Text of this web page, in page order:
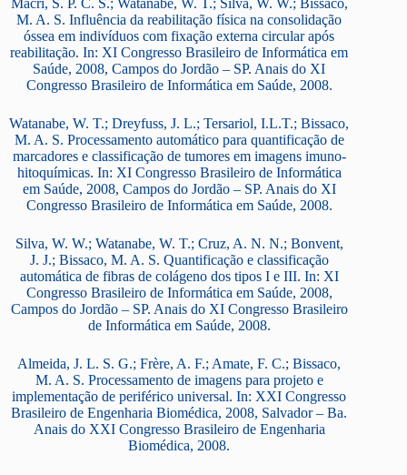
Macri, S. P. C. S.; Watanabe, W. T.; Silva, W. W.; Bissaco,
M. A. S. Influência da reabilitação física na consolidação
óssea em indivíduos com fixação externa circular após
reabilitação. In: XI Congresso Brasileiro de Informática em
Saúde, 2008, Campos do Jordão – SP. Anais do XI
Congresso Brasileiro de Informática em Saúde, 2008.
Watanabe, W. T.; Dreyfuss, J. L.; Tersariol, I.L.T.; Bissaco,
M. A. S. Processamento automático para quantificação de
marcadores e classificação de tumores em imagens imuno-
hitoquímicas. In: XI Congresso Brasileiro de Informática
em Saúde, 2008, Campos do Jordão – SP. Anais do XI
Congresso Brasileiro de Informática em Saúde, 2008.
Silva, W. W.; Watanabe, W. T.; Cruz, A. N. N.; Bonvent,
J. J.; Bissaco, M. A. S. Quantificação e classificação
automática de fibras de colágeno dos tipos I e III. In: XI
Congresso Brasileiro de Informática em Saúde, 2008,
Campos do Jordão – SP. Anais do XI Congresso Brasileiro
de Informática em Saúde, 2008.
Almeida, J. L. S. G.; Frère, A. F.; Amate, F. C.; Bissaco,
M. A. S. Processamento de imagens para projeto e
implementação de periférico universal. In: XXI Congresso
Brasileiro de Engenharia Biomédica, 2008, Salvador – Ba.
Anais do XXI Congresso Brasileiro de Engenharia
Biomédica, 2008.